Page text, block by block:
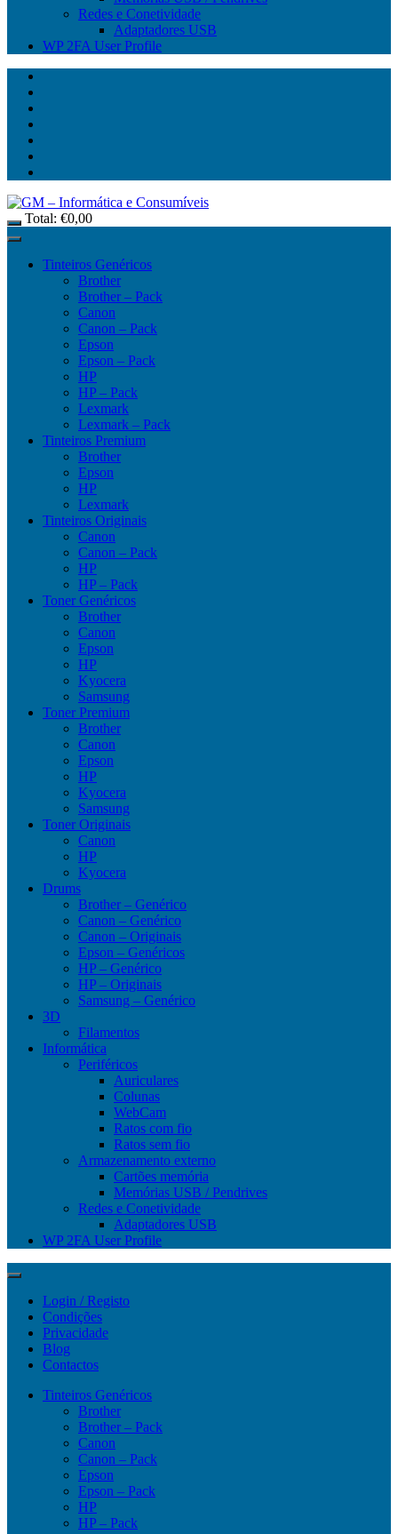
Redes e Conetividade
Adaptadores USB
WP 2FA User Profile
Total: €0,00
Tinteiros Genéricos
Brother
Brother – Pack
Canon
Canon – Pack
Epson
Epson – Pack
HP
HP – Pack
Lexmark
Lexmark – Pack
Tinteiros Premium
Brother
Epson
HP
Lexmark
Tinteiros Originais
Canon
Canon – Pack
HP
HP – Pack
Toner Genéricos
Brother
Canon
Epson
HP
Kyocera
Samsung
Toner Premium
Brother
Canon
Epson
HP
Kyocera
Samsung
Toner Originais
Canon
HP
Kyocera
Drums
Brother – Genérico
Canon – Genérico
Canon – Originais
Epson – Genéricos
HP – Genérico
HP – Originais
Samsung – Genérico
3D
Filamentos
Informática
Periféricos
Auriculares
Colunas
WebCam
Ratos com fio
Ratos sem fio
Armazenamento externo
Cartões memória
Memórias USB / Pendrives
Redes e Conetividade
Adaptadores USB
WP 2FA User Profile
Login / Registo
Condições
Privacidade
Blog
Contactos
Tinteiros Genéricos
Brother
Brother – Pack
Canon
Canon – Pack
Epson
Epson – Pack
HP
HP – Pack